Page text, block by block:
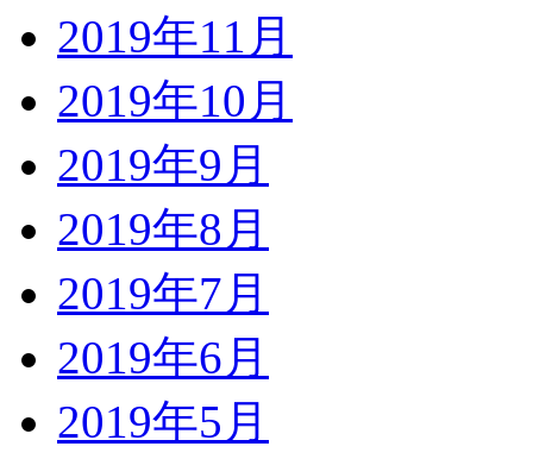
2019年11月
2019年10月
2019年9月
2019年8月
2019年7月
2019年6月
2019年5月